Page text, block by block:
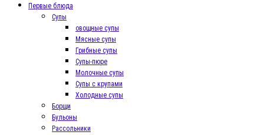
Первые блюда
Супы
овощные супы
Мясные супы
Грибные супы
Супы-пюре
Молочные супы
Супы с крупами
Холодные супы
Борщи
Бульоны
Рассольники